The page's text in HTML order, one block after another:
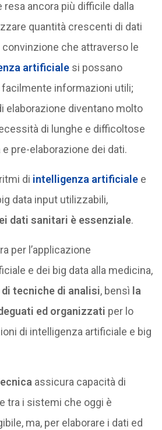
resa ancora più difficile dalla
quantità crescenti di dati
che attraverso le
artificialesi possano
informazioni utili;
elaborazione diventano molto
di lunghe e difficoltose
pre-elaborazione dei dati.
di intelligenza artificialee
data input utilizzabili,
dati sanitari è essenziale.
per l’applicazione
e dei big data alla medicina,
tecniche di analisi, bensì la
ed organizzati per lo
di intelligenza artificiale e big
assicura capacità di
tra i sistemi che oggi è
ma, per elaborare i dati ed